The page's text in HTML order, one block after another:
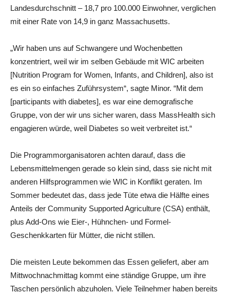
Landesdurchschnitt – 18,7 pro 100.000 Einwohner, verglichen
mit einer Rate von 14,9 in ganz Massachusetts.
„Wir haben uns auf Schwangere und Wochenbetten
konzentriert, weil wir im selben Gebäude mit WIC arbeiten
[Nutrition Program for Women, Infants, and Children], also ist
es ein so einfaches Zuführsystem“, sagte Minor. “Mit dem
[participants with diabetes], es war eine demografische
Gruppe, von der wir uns sicher waren, dass MassHealth sich
engagieren würde, weil Diabetes so weit verbreitet ist.“
Die Programmorganisatoren achten darauf, dass die
Lebensmittelmengen gerade so klein sind, dass sie nicht mit
anderen Hilfsprogrammen wie WIC in Konflikt geraten. Im
Sommer bedeutet das, dass jede Tüte etwa die Hälfte eines
Anteils der Community Supported Agriculture (CSA) enthält,
plus Add-Ons wie Eier-, Hühnchen- und Formel-
Geschenkkarten für Mütter, die nicht stillen.
Die meisten Leute bekommen das Essen geliefert, aber am
Mittwochnachmittag kommt eine ständige Gruppe, um ihre
Taschen persönlich abzuholen. Viele Teilnehmer haben bereits